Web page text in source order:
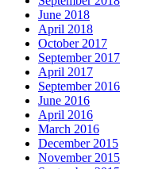
June 2018
April 2018
October 2017
September 2017
April 2017
September 2016
June 2016
April 2016
March 2016
December 2015
November 2015